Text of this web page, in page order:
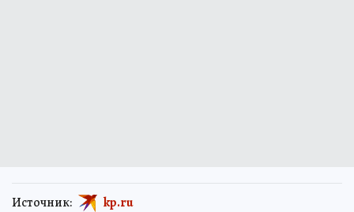
Источник: kp.ru